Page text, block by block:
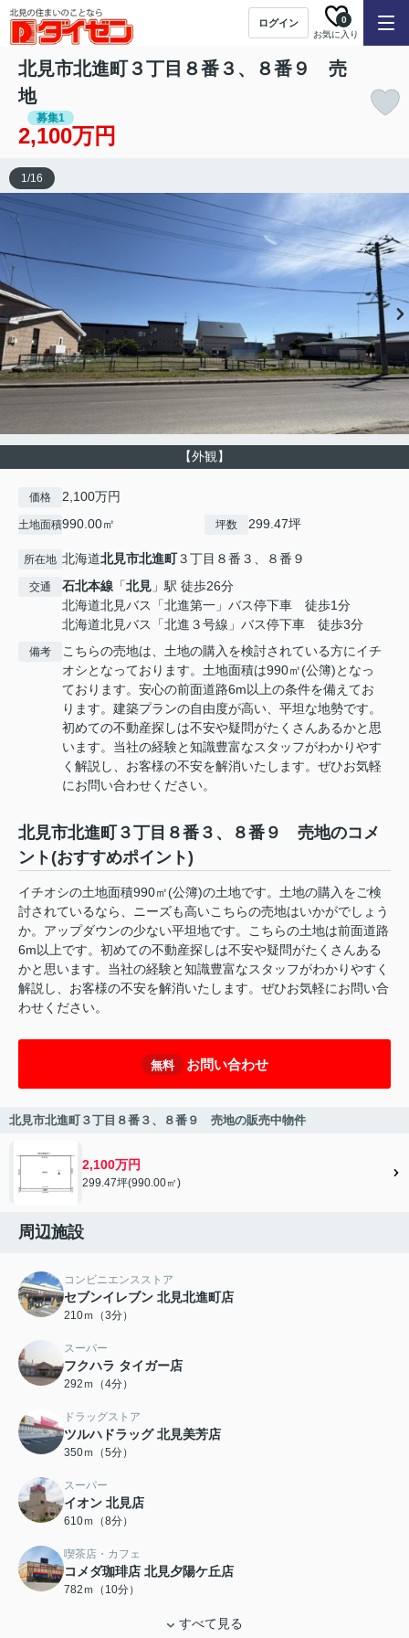
ログイン
お気に入り
0
北見市北進町３丁目８番３、８番９ 売
地
募集1
2,100万円
【外観】
1/16
価格 2,100万円
土地面積990.00㎡ 坪数 299.47坪
所在地 北海道北見市北進町３丁目８番３、８番９
交通 石北本線 「北見 」駅 徒歩26分
北海道北見バス「北進第一」バス停下車 徒歩1分
北海道北見バス「北進３号線」バス停下車 徒歩3分
備考
こちらの売地は、土地の購入を検討されている方にイチ
オシとなっております。土地面積は990㎡(公簿)となっ
ております。安心の前面道路6m以上の条件を備えてお
ります。建築プランの自由度が高い、平坦な地勢です。
初めての不動産探しは不安や疑問がたくさんあるかと思
います。当社の経験と知識豊富なスタッフがわかりやす
く解説し、お客様の不安を解消いたします。ぜひお気軽
にお問い合わせください。
北見市北進町３丁目８番３、８番９ 売地のコメ
ント(おすすめポイント)
イチオシの土地面積990㎡(公簿)の土地です。土地の購入をご検
討されているなら、ニーズも高いこちらの売地はいかがでしょう
か。アップダウンの少ない平坦地です。こちらの土地は前面道路
6m以上です。初めての不動産探しは不安や疑問がたくさんある
かと思います。当社の経験と知識豊富なスタッフがわかりやすく
解説し、お客様の不安を解消いたします。ぜひお気軽にお問い合
わせください。
無料 お問い合わせ
北見市北進町３丁目８番３、８番９ 売地の販売中物件
2,100万円
299.47坪(990.00㎡)
周辺施設
コンビニエンスストア
セブンイレブン 北見北進町店
210ｍ（3分）
スーパー
フクハラ タイガー店
292ｍ（4分）
ドラッグストア
ツルハドラッグ 北見美芳店
350ｍ（5分）
スーパー
イオン 北見店
610ｍ（8分）
喫茶店・カフェ
コメダ珈琲店 北見夕陽ケ丘店
782ｍ（10分）
すべて見る